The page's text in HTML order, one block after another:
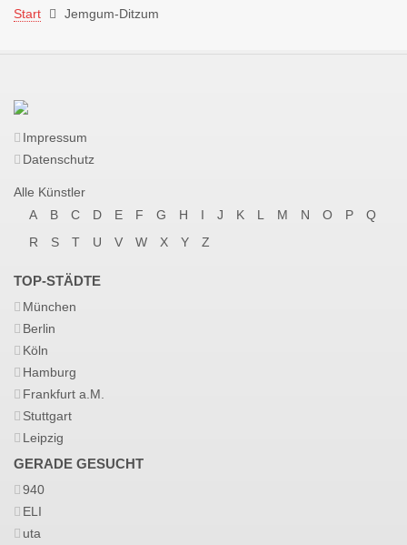
Start Jemgum-Ditzum
Impressum
Datenschutz
Alle Künstler
A
B C D E F G H I J K L M N O P
Q
R
S T U V W X Y Z
TOP-STÄDTE
München
Berlin
Köln
Hamburg
Frankfurt a.M.
Stuttgart
Leipzig
GERADE GESUCHT
940
ELI
uta